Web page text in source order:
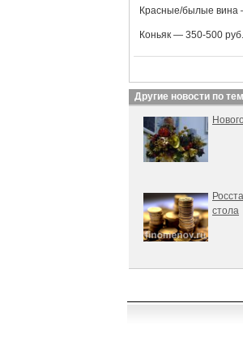
Красные/былые вина
Коньяк — 350-500
Другие новости по
стола